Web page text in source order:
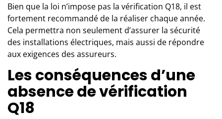
Bien que la loi n’impose pas la vérification Q18, il est
fortement recommandé de la réaliser chaque année.
Cela permettra non seulement d’assurer la sécurité
des installations électriques, mais aussi de répondre
aux exigences des assureurs.
Les conséquences d’une
absence de vérification
Q18